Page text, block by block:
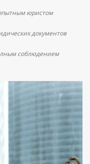
юристом
документов
соблюдением